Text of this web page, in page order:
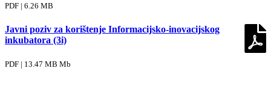
PDF | 6.26 MB
Javni poziv za korištenje Informacijsko-inovacijskog
inkubatora (3i)
PDF | 13.47 MB Mb